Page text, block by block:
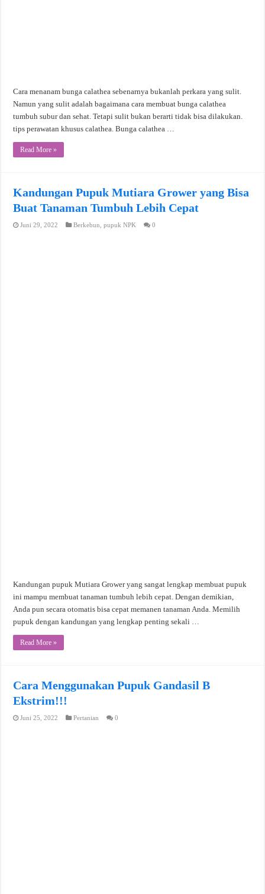
Cara menanam bunga calathea sebenarnya bukanlah perkara yang sulit.
Namun yang sulit adalah bagaimana cara membuat bunga calathea
tumbuh subur dan sehat. Tetapi sulit bukan berarti tidak bisa dilakukan.
tips perawatan khusus calathea. Bunga calathea …
Read More »
Kandungan Pupuk Mutiara Grower yang Bisa
Buat Tanaman Tumbuh Lebih Cepat
Juni 29, 2022 Berkebun ,pupuk NPK 0
Kandungan pupuk Mutiara Grower yang sangat lengkap membuat pupuk
ini mampu membuat tanaman tumbuh lebih cepat. Dengan demikian,
Anda pun secara otomatis bisa cepat memanen tanaman Anda. Memilih
pupuk dengan kandungan yang lengkap penting sekali …
Read More »
Cara Menggunakan Pupuk Gandasil B
Ekstrim!!!
Juni 25, 2022 Pertanian 0